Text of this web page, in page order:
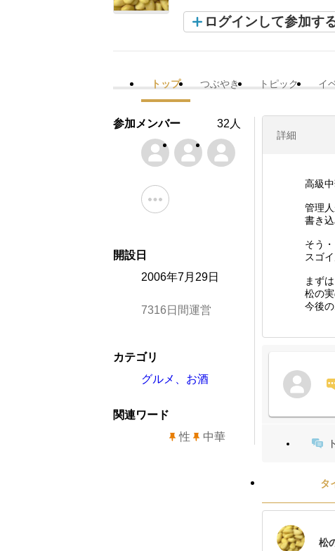
ログインして参加す
トップ つぶやき トピック イ
詳細
高級
管理
書き
そう
スゴ
まず
松の
今後
タ
松
参加メンバー 32人
開設日
2006年7月29日
7316日間運営
カテゴリ
グルメ、お酒
関連ワード
性
中華